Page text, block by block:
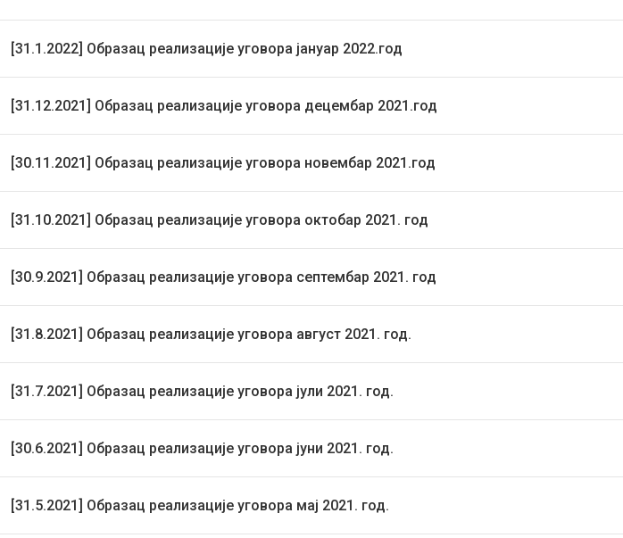
[31.1.2022] Образац реализације уговора јануар 2022.год
[31.12.2021] Образац реализације уговора децембар 2021.год
[30.11.2021] Образац реализације уговора новембар 2021.год
[31.10.2021] Образац реализације уговора октобар 2021. год
[30.9.2021] Образац реализације уговора септембар 2021. год
[31.8.2021] Образац реализације уговора август 2021. год.
[31.7.2021] Образац реализације уговора јули 2021. год.
[30.6.2021] Образац реализације уговора јуни 2021. год.
[31.5.2021] Образац реализације уговора мај 2021. год.